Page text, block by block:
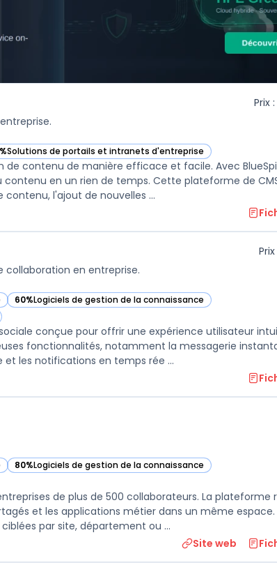
Prix
Solutions de portails et intranets d'entreprise
BlueSpice dans cette catégorie
de contenu de manière efficace et facile. Avec
contenu en un rien de temps. Cette plateforme de
de manière intuitive pour simplifier l'édition de contenu, l'ajout de nouvelles ...
en entreprise.
60%Logiciels de gestion de la connaissance
— voir Happeo dans cette catégorie
conçue pour offrir une expérience utilisateur
fonctionnalités, notamment la messagerie
les notifications en temps rée ...
80%Logiciels de gestion de la connaissance
— voir LumApps dans cette catégorie
de plus de 500 collaborateurs. La plateforme
et les applications métier dans un même espace.
RH et communication publient des actualités ciblées par site, département ou ...
Site web